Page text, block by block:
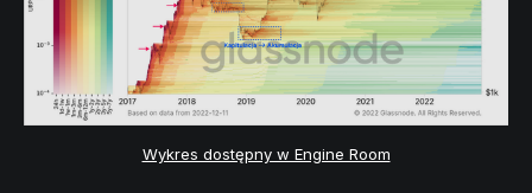
Wykres dostępny w Engine Room